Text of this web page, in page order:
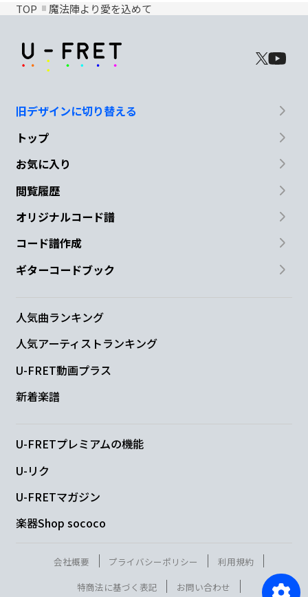
TOP 魔法陣より愛を込めて
旧デザインに切り替える
トップ
お気に入り
閲覧履歴
オリジナルコード譜
コード譜作成
ギターコードブック
人気曲ランキング
人気アーティストランキング
U-FRET動画プラス
新着楽譜
U-FRETプレミアムの機能
U-リク
U-FRETマガジン
楽器Shop sococo
会社概要 プライバシーポリシー
利用規約
特商法に基づく表記
お問い合わせ